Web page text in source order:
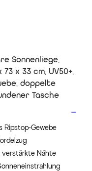
Sonnenliege,
x 33 cm, UV50+,
doppelte
Tasche
Ripstop-Gewebe
verstärkte Nähte